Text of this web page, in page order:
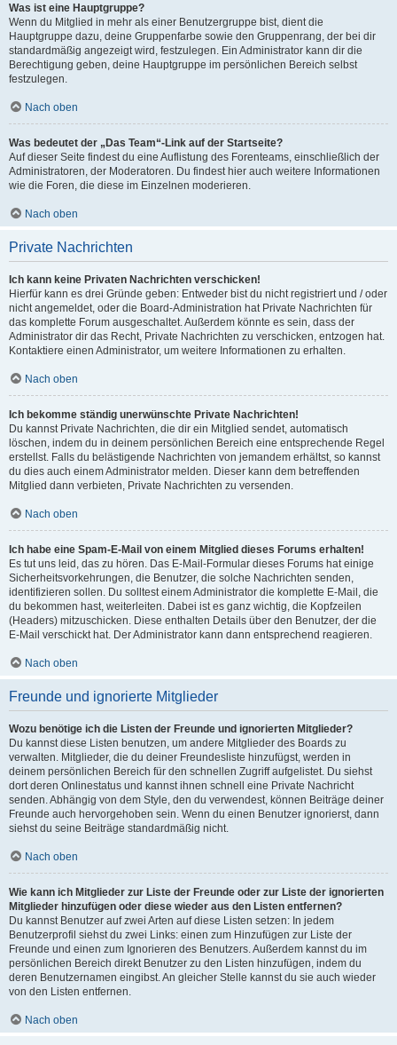
Was ist eine Hauptgruppe?
Wenn du Mitglied in mehr als einer Benutzergruppe bist, dient die
Hauptgruppe dazu, deine Gruppenfarbe sowie den Gruppenrang, der bei dir
standardmäßig angezeigt wird, festzulegen. Ein Administrator kann dir die
Berechtigung geben, deine Hauptgruppe im persönlichen Bereich selbst
festzulegen.
Nach oben
Was bedeutet der „Das Team“-Link auf der Startseite?
Auf dieser Seite findest du eine Auflistung des Forenteams, einschließlich der
Administratoren, der Moderatoren. Du findest hier auch weitere Informationen
wie die Foren, die diese im Einzelnen moderieren.
Nach oben
Private Nachrichten
Ich kann keine Privaten Nachrichten verschicken!
Hierfür kann es drei Gründe geben: Entweder bist du nicht registriert und / oder
nicht angemeldet, oder die Board-Administration hat Private Nachrichten für
das komplette Forum ausgeschaltet. Außerdem könnte es sein, dass der
Administrator dir das Recht, Private Nachrichten zu verschicken, entzogen hat.
Kontaktiere einen Administrator, um weitere Informationen zu erhalten.
Nach oben
Ich bekomme ständig unerwünschte Private Nachrichten!
Du kannst Private Nachrichten, die dir ein Mitglied sendet, automatisch
löschen, indem du in deinem persönlichen Bereich eine entsprechende Regel
erstellst. Falls du belästigende Nachrichten von jemandem erhältst, so kannst
du dies auch einem Administrator melden. Dieser kann dem betreffenden
Mitglied dann verbieten, Private Nachrichten zu versenden.
Nach oben
Ich habe eine Spam-E-Mail von einem Mitglied dieses Forums erhalten!
Es tut uns leid, das zu hören. Das E-Mail-Formular dieses Forums hat einige
Sicherheitsvorkehrungen, die Benutzer, die solche Nachrichten senden,
identifizieren sollen. Du solltest einem Administrator die komplette E-Mail, die
du bekommen hast, weiterleiten. Dabei ist es ganz wichtig, die Kopfzeilen
(Headers) mitzuschicken. Diese enthalten Details über den Benutzer, der die
E-Mail verschickt hat. Der Administrator kann dann entsprechend reagieren.
Nach oben
Freunde und ignorierte Mitglieder
Wozu benötige ich die Listen der Freunde und ignorierten Mitglieder?
Du kannst diese Listen benutzen, um andere Mitglieder des Boards zu
verwalten. Mitglieder, die du deiner Freundesliste hinzufügst, werden in
deinem persönlichen Bereich für den schnellen Zugriff aufgelistet. Du siehst
dort deren Onlinestatus und kannst ihnen schnell eine Private Nachricht
senden. Abhängig von dem Style, den du verwendest, können Beiträge deiner
Freunde auch hervorgehoben sein. Wenn du einen Benutzer ignorierst, dann
siehst du seine Beiträge standardmäßig nicht.
Nach oben
Wie kann ich Mitglieder zur Liste der Freunde oder zur Liste der ignorierten
Mitglieder hinzufügen oder diese wieder aus den Listen entfernen?
Du kannst Benutzer auf zwei Arten auf diese Listen setzen: In jedem
Benutzerprofil siehst du zwei Links: einen zum Hinzufügen zur Liste der
Freunde und einen zum Ignorieren des Benutzers. Außerdem kannst du im
persönlichen Bereich direkt Benutzer zu den Listen hinzufügen, indem du
deren Benutzernamen eingibst. An gleicher Stelle kannst du sie auch wieder
von den Listen entfernen.
Nach oben